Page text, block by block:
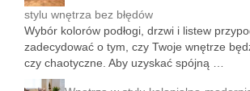
stylu wnętrza bez błędów
Wybór kolorów podłogi, drzwi i listew
zadecydować o tym, czy Twoje wnętrze
czy chaotyczne. Aby uzyskać spójną …